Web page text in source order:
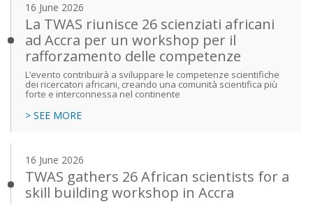
16 June 2026
La TWAS riunisce 26 scienziati africani
ad Accra per un workshop per il
rafforzamento delle competenze
L’evento contribuirà a sviluppare le competenze scientifiche
dei ricercatori africani, creando una comunità scientifica più
forte e interconnessa nel continente
> SEE MORE
16 June 2026
TWAS gathers 26 African scientists for a
skill building workshop in Accra